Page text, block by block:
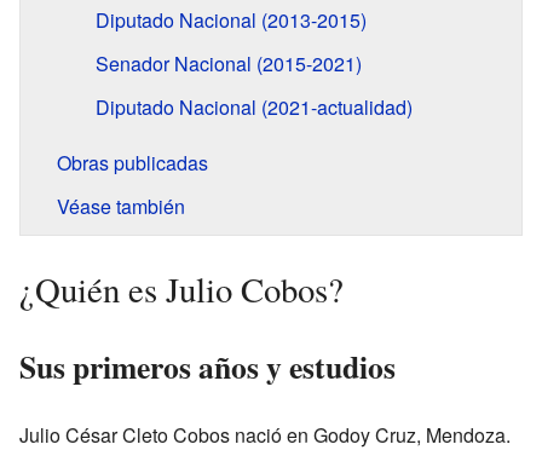
Diputado Nacional (2013-2015)
Senador Nacional (2015-2021)
Diputado Nacional (2021-actualidad)
Obras publicadas
Véase también
¿Quién es Julio Cobos?
Sus primeros años y estudios
Julio César Cleto Cobos nació en Godoy Cruz, Mendoza.